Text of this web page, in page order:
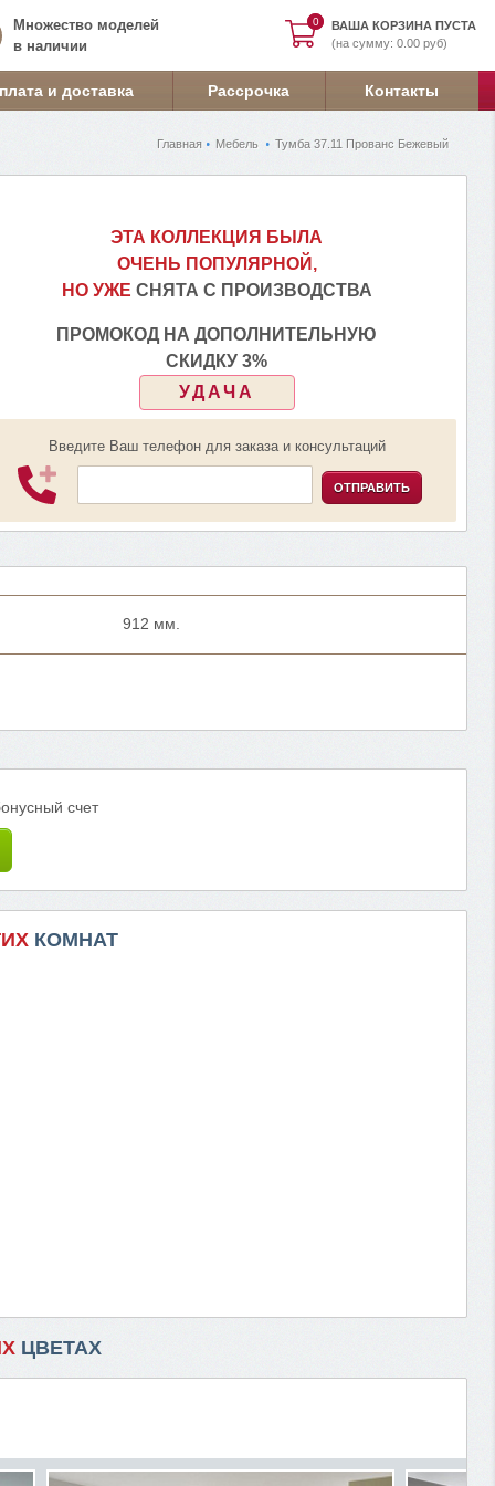
0
0
ВАША КОРЗИНА ПУСТА
(на сумму: 0.00 руб)
Множество моделей
в наличии
и доставка Рассрочка Контакты
Главная Мебель Тумба 37.11 Прованс Бежевый
ЭТА КОЛЛЕКЦИЯ БЫЛА
ОЧЕНЬ ПОПУЛЯРНОЙ,
НО УЖЕ СНЯТА С ПРОИЗВОДСТВА
ПРОМОКОД НА ДОПОЛНИТЕЛЬНУЮ
СКИДКУ 3%
УДАЧА
Введите Ваш телефон для заказа и консультаций
ОТПРАВИТЬ
912 мм.
счет
КОМНАТ
ЦВЕТАХ